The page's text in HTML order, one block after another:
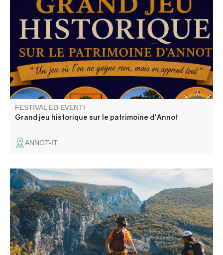
Annot : le patrimoine en questions. Découvrez Annot
autrement ! "Le seul jeu où l'on à tout à apprendre… et
rien à gagner!
FESTIVAL ED EVENTI
Grand jeu historique sur le patrimoine d'Annot
ANNOT-IT
Quel bonheur de faire la route des Crêtes sans le bruit
des moteurs ! Venez vivre cette expérience unique avec
vos vélos ou en effectuant une locations auprès de nos
prestataires (pourquoi pas électriques?).